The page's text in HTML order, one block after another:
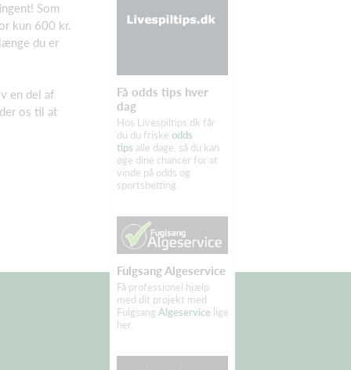
Få odds tips hver
dag
Hos Livespiltips.dk får
du du friske odds
tips alle dage, så du kan
øge dine chancer for at
vinde på odds og
sportsbetting.
Fulgsang Algeservice
Få professionel hjælp
med dit projekt med
Fulgsang Algeservice lige
her.
Som
kun 600 kr.
du er
en del af
os til at